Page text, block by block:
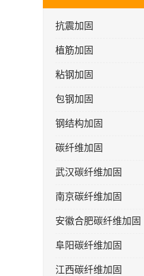
抗震加固
植筋加固
粘钢加固
包钢加固
钢结构加固
碳纤维加固
武汉碳纤维加固
南京碳纤维加固
安徽合肥碳纤维加固
阜阳碳纤维加固
江西碳纤维加固